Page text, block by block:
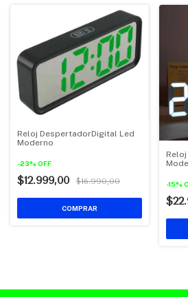
Reloj DespertadorDigital Led
Moderno
-23% OFF
$12.999,00 $16.990,00 -15%